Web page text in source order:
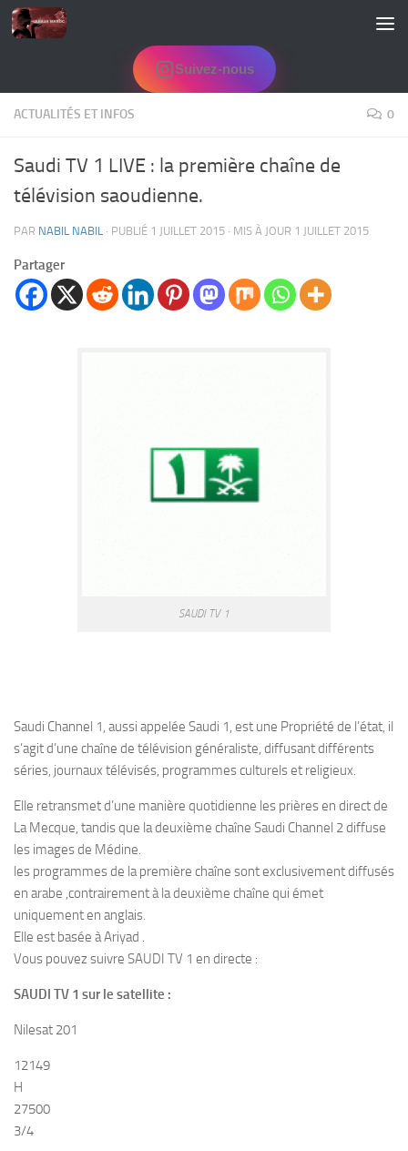
Skip to content
Suivez-nous
ACTUALITÉS ET INFOS 0
Saudi TV 1 LIVE : la première chaîne de
télévision saoudienne.
PAR NABIL NABIL · PUBLIÉ 1 JUILLET 2015 · MIS À JOUR 1 JUILLET 2015
Partager
SAUDI TV 1
Saudi Channel 1, aussi appelée Saudi 1, est une Propriété de l’état, il
s’agit d’une chaîne de télévision généraliste, diffusant différents
séries, journaux télévisés, programmes culturels et religieux.
Elle retransmet d’une manière quotidienne les prières en direct de
La Mecque, tandis que la deuxième chaîne Saudi Channel 2 diffuse
les images de Médine.
les programmes de la première chaîne sont exclusivement diffusés
en arabe ,contrairement à la deuxième chaîne qui émet
uniquement en anglais.
Elle est basée à Ariyad .
Vous pouvez suivre SAUDI TV 1 en directe :
SAUDI TV 1 sur le satellite :
Nilesat 201
12149
H
27500
3/4